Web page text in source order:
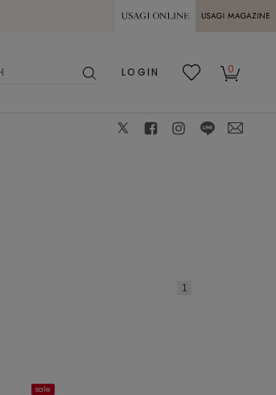
熊本県熊本地方を震源とする地震の影響に
MAGAZINE
LOGIN
0
1
sale